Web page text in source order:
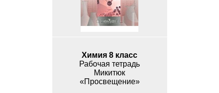
Химия 8 класс
Рабочая тетрадь
Микитюк
«Просвещение»